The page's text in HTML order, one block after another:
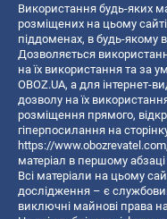
Використання будь-яких
розміщених на цьому сайті
піддоменах, в будь-якому
Дозволяється
на їх використання та за
OBOZ.UA, а для інтернет-
дозволу на їх
розміщення прямого,
гіперпосилання на
https://www.obozrevatel.com
матеріал в першому абзаці
Всі матеріали на цьому
дослідження – є
виключні майнові права